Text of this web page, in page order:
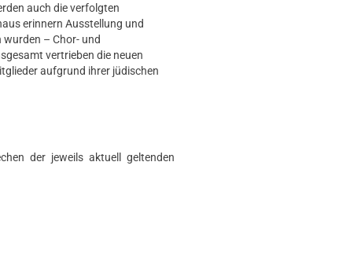
auch die verfolgten
erinnern Ausstellung und
wurden – Chor- und
vertrieben die neuen
aufgrund ihrer jüdischen
der jeweils aktuell geltenden